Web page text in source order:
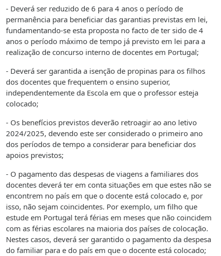
- Deverá ser reduzido de 6 para 4 anos o período de
permanência para beneficiar das garantias previstas em lei,
fundamentando-se esta proposta no facto de ter sido de 4
anos o período máximo de tempo já previsto em lei para a
realização de concurso interno de docentes em Portugal;
- Deverá ser garantida a isenção de propinas para os filhos
dos docentes que frequentem o ensino superior,
independentemente da Escola em que o professor esteja
colocado;
- Os benefícios previstos deverão retroagir ao ano letivo
2024/2025, devendo este ser considerado o primeiro ano
dos períodos de tempo a considerar para beneficiar dos
apoios previstos;
- O pagamento das despesas de viagens a familiares dos
docentes deverá ter em conta situações em que estes não se
encontrem no país em que o docente está colocado e, por
isso, não sejam coincidentes. Por exemplo, um filho que
estude em Portugal terá férias em meses que não coincidem
com as férias escolares na maioria dos países de colocação.
Nestes casos, deverá ser garantido o pagamento da despesa
do familiar para e do país em que o docente está colocado;